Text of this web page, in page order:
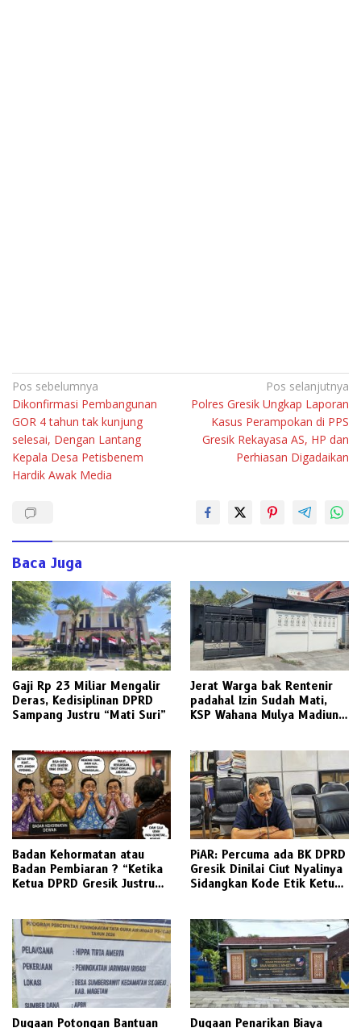
Navigasi
pos
Pos sebelumnya
Dikonfirmasi Pembangunan
GOR 4 tahun tak kunjung
selesai, Dengan Lantang
Kepala Desa Petisbenem
Hardik Awak Media
Pos selanjutnya
Polres Gresik Ungkap Laporan
Kasus Perampokan di PPS
Gresik Rekayasa AS, HP dan
Perhiasan Digadaikan
Baca Juga
Gaji Rp 23 Miliar Mengalir
Deras, Kedisiplinan DPRD
Sampang Justru “Mati Suri”
Jerat Warga bak Rentenir
padahal Izin Sudah Mati,
KSP Wahana Mulya Madiun
Badan Kehormatan atau
Badan Pembiaran ? “Ketika
Ketua DPRD Gresik Justru
PiAR: Percuma ada BK DPRD
Gresik Dinilai Ciut Nyalinya
Sidangkan Kode Etik Ketua
Dugaan Potongan Bantuan Dugaan Penarikan Biaya